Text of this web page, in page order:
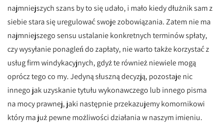
najmniejszych szans by to się udało, i mało kiedy dłużnik sam z
siebie stara się uregulować swoje zobowiązania. Zatem nie ma
najmniejszego sensu ustalanie konkretnych terminów spłaty,
czy wysyłanie ponagleń do zapłaty, nie warto także korzystać z
usług firm windykacyjnych, gdyż te również niewiele mogą
oprócz tego co my. Jedyną słuszną decyzją, pozostaje nic
innego jak uzyskanie tytułu wykonawczego lub innego pisma
na mocy prawnej, jaki następnie przekazujemy komornikowi
który ma już pewne możliwości działania w naszym imieniu.